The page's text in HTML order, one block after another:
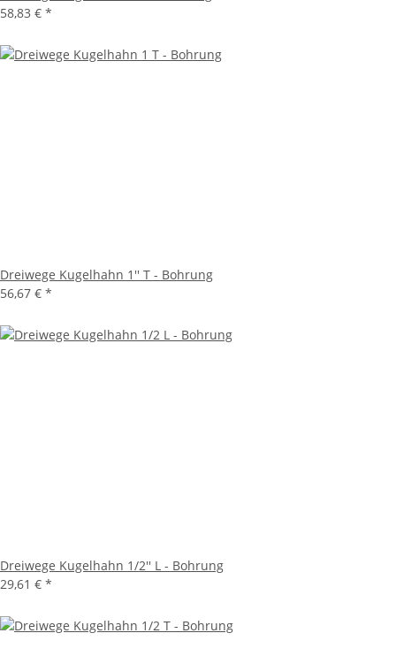
58,83 € *
Dreiwege Kugelhahn 1'' T - Bohrung
56,67 € *
Dreiwege Kugelhahn 1/2'' L - Bohrung
29,61 € *